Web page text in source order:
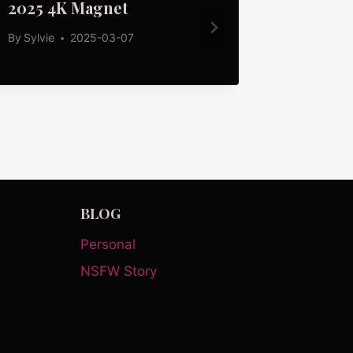
2025 4K Magnet
By Sylvie 2025-03-07
BLOG
Personal
NSFW Story